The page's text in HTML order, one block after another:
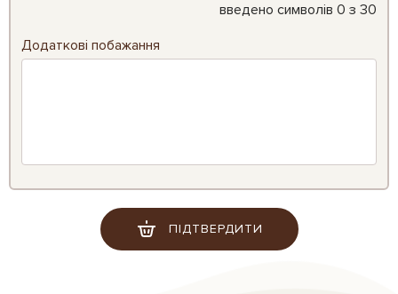
введено символів 0 з 30
Додаткові побажання
ПІДТВЕРДИТИ